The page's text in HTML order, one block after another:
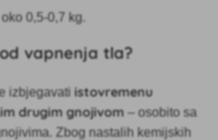
0,5-0,7 kg.
vapnenja tla?
izbjegavatiistovremenu
drugim gnojivom – osobito sa
Zbog nastalih kemijskih